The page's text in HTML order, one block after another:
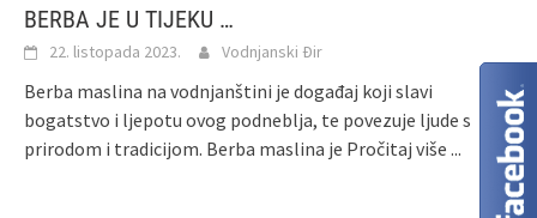
BERBA JE U TIJEKU …
22. listopada 2023. Vodnjanski Đir
Berba maslina na vodnjanštini je događaj koji slavi
bogatstvo i ljepotu ovog podneblja, te povezuje ljude s
prirodom i tradicijom. Berba maslina je Pročitaj više ...